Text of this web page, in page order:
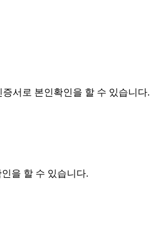
서로 본인확인을 할 수 있습니다.
을 할 수 있습니다.